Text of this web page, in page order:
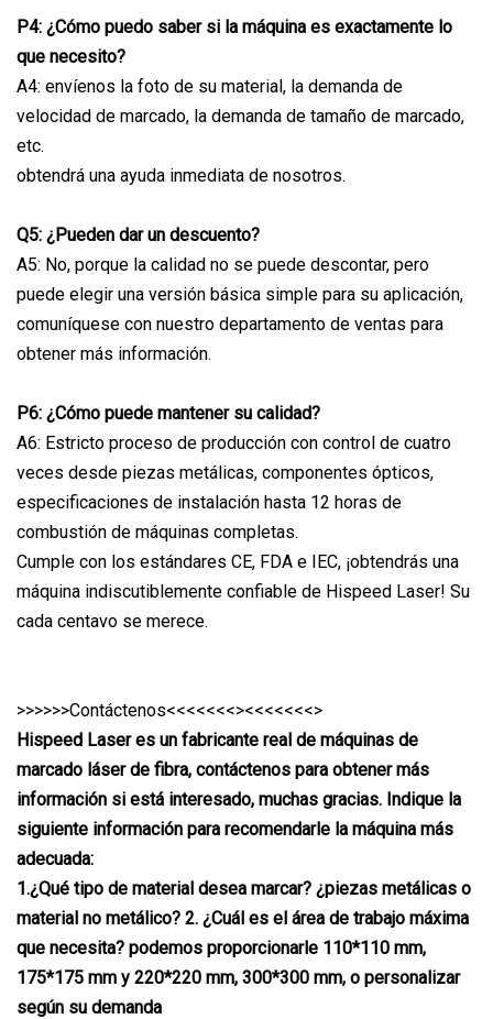
P4: ¿Cómo puedo saber si la máquina es exactamente lo
que necesito?
A4: envíenos la foto de su material, la demanda de
velocidad de marcado, la demanda de tamaño de marcado,
etc.
obtendrá una ayuda inmediata de nosotros.
Q5: ¿Pueden dar un descuento?
A5: No, porque la calidad no se puede descontar, pero
puede elegir una versión básica simple para su aplicación,
comuníquese con nuestro departamento de ventas para
obtener más información.
P6: ¿Cómo puede mantener su calidad?
A6: Estricto proceso de producción con control de cuatro
veces desde piezas metálicas, componentes ópticos,
especificaciones de instalación hasta 12 horas de
combustión de máquinas completas.
Cumple con los estándares CE, FDA e IEC, ¡obtendrás una
máquina indiscutiblemente confiable de Hispeed Laser! Su
cada centavo se merece.
>>>>>>Contáctenos<<<<<<<><<<<<<<>
Hispeed Laser es un fabricante real de máquinas de
marcado láser de fibra, contáctenos para obtener más
información si está interesado, muchas gracias. Indique la
siguiente información para recomendarle la máquina más
adecuada:
1.¿Qué tipo de material desea marcar? ¿piezas metálicas o
material no metálico? 2. ¿Cuál es el área de trabajo máxima
que necesita? podemos proporcionarle 110*110 mm,
175*175 mm y 220*220 mm, 300*300 mm, o personalizar
según su demanda